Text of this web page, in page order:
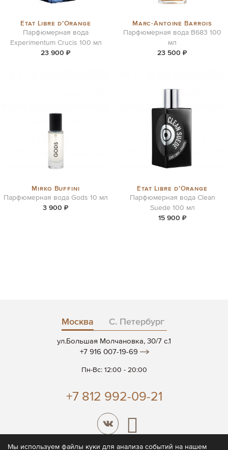
Etat Libre d’Orange
Парфюмерная вода
Experimentum Crucis 100 мл
23 900 ₽
Marc-Antoine Barrois
Парфюмерная вода B683 100
мл
23 500 ₽
Mirko Buffini
Парфюмерная вода Gods 10 мл
3 900 ₽
Etat Libre d’Orange
Парфюмерная вода Clean
Suede 100 мл
15 900 ₽
Москва С. Петербург
ул.Большая Молчановка, 30/7 c.1
+7 916 007-19-69
Пн-Вс: 12:00 - 20:00
+7 812 992-09-21
Мы используем файлы куки для анализа событий на нашем